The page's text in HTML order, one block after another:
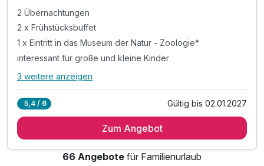
2 Übernachtungen
2 x Frühstücksbuffet
1 x Eintritt in das Museum der Natur - Zoologie*
interessant für große und kleine Kinder
Alle Inklusivleistungen
interessant für große und kleine Kinder
3 weitere anzeigen
5,4 / 6 Gültig bis 02.01.2027
Zum Angebot
66 Angebote für Familienurlaub